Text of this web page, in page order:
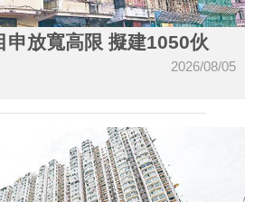
申放寬高限 擬建1050伙
2026/08/05